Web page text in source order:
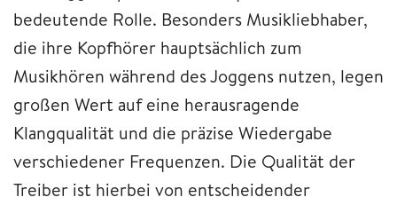
bedeutende Rolle. Besonders Musikliebhaber,
die ihre Kopfhörer hauptsächlich zum
Musikhören während des Joggens nutzen, legen
großen Wert auf eine herausragende
Klangqualität und die präzise Wiedergabe
verschiedener Frequenzen. Die Qualität der
Treiber ist hierbei von entscheidender